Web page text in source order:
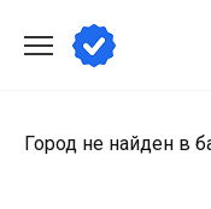
содержанию
Город не найден в